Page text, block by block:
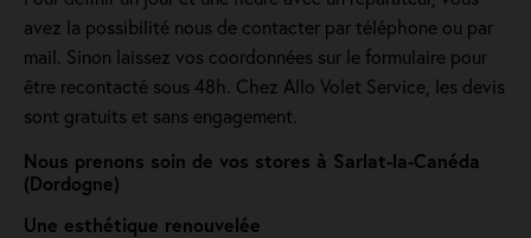
avez la possibilité nous de contacter par téléphone ou par
mail. Sinon laissez vos coordonnées sur le formulaire pour
être recontacté sous 48h. Chez Allo Volet Service, les devis
sont gratuits et sans engagement.
Nous prenons soin de vos stores à Sarlat-la-Canéda
(Dordogne)
Une esthétique renouvelée